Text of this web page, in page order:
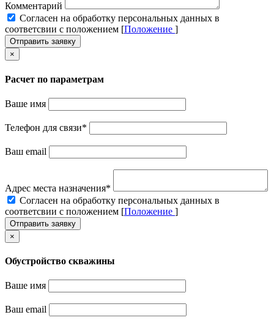
Комментарий
Cогласен на обработку персональных данных в
соответсвии с положением [Положение ]
Отправить заявку
×
Расчет по параметрам
Ваше имя
Телефон для связи*
Ваш email
Адрес места назначения*
Cогласен на обработку персональных данных в
соответсвии с положением [Положение ]
Отправить заявку
×
Обустройство скважины
Ваше имя
Ваш email